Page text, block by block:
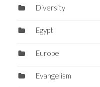
Diversity
Egypt
Europe
Evangelism